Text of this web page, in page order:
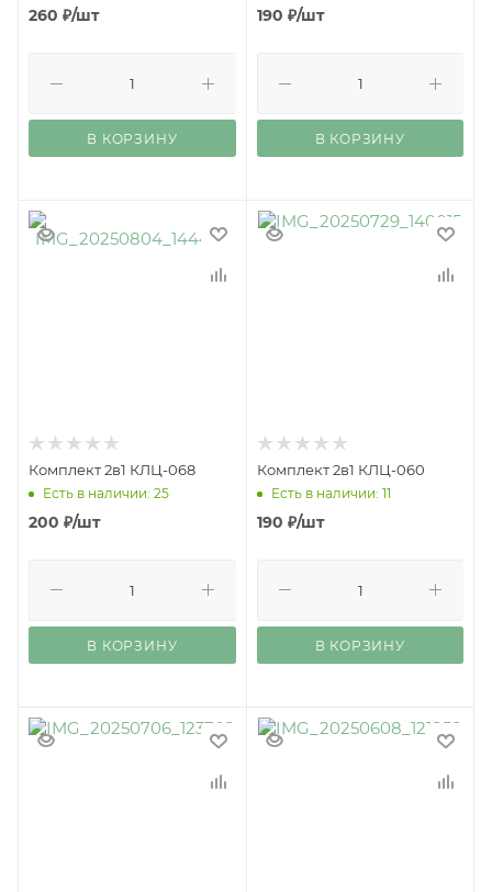
260 ₽/шт
В КОРЗИНУ
190 ₽/шт
В КОРЗИНУ
Комплект 2в1 КЛЦ-068
Есть в наличии: 25
200 ₽/шт
В КОРЗИНУ
Комплект 2в1 КЛЦ-060
Есть в наличии: 11
190 ₽/шт
В КОРЗИНУ